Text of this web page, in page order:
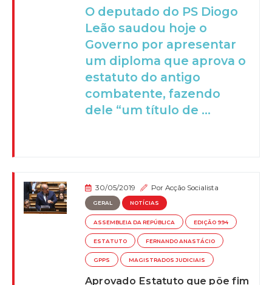
O deputado do PS Diogo
Leão saudou hoje o
Governo por apresentar
um diploma que aprova o
estatuto do antigo
combatente, fazendo
dele “um título de ...
30/05/2019 PorAcção Socialista
GERAL NOTÍCIAS
ASSEMBLEIA DA REPÚBLICA EDIÇÃO 994
ESTATUTO FERNANDO ANASTÁCIO
GPPS MAGISTRADOS JUDICIAIS
Aprovado Estatuto que põe fim